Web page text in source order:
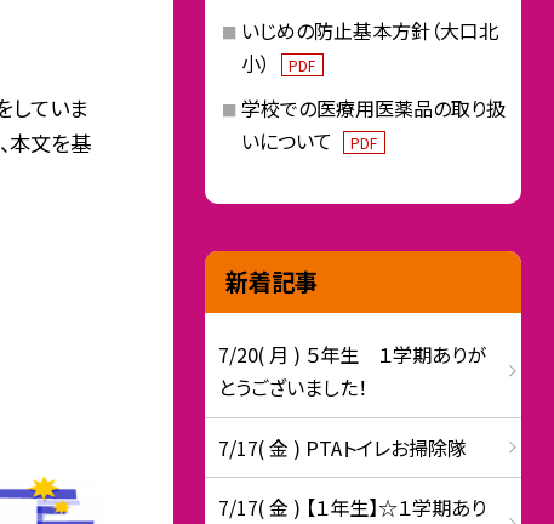
していま
本文を基
いじめの防止基本方針（大口北
小）
PDF
学校での医療用医薬品の取り扱
いについて
PDF
新着記事
7/20( 月 ) ５年生 １学期ありが
とうございました！
7/17( 金 ) PTAトイレお掃除隊
7/17( 金 ) 【１年生】☆１学期あり